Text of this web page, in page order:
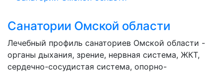
Санатории Омской области
Лечебный профиль санаториев Омской области -
органы дыхания, зрение, нервная система, ЖКТ,
сердечно-сосудистая система, опорно-